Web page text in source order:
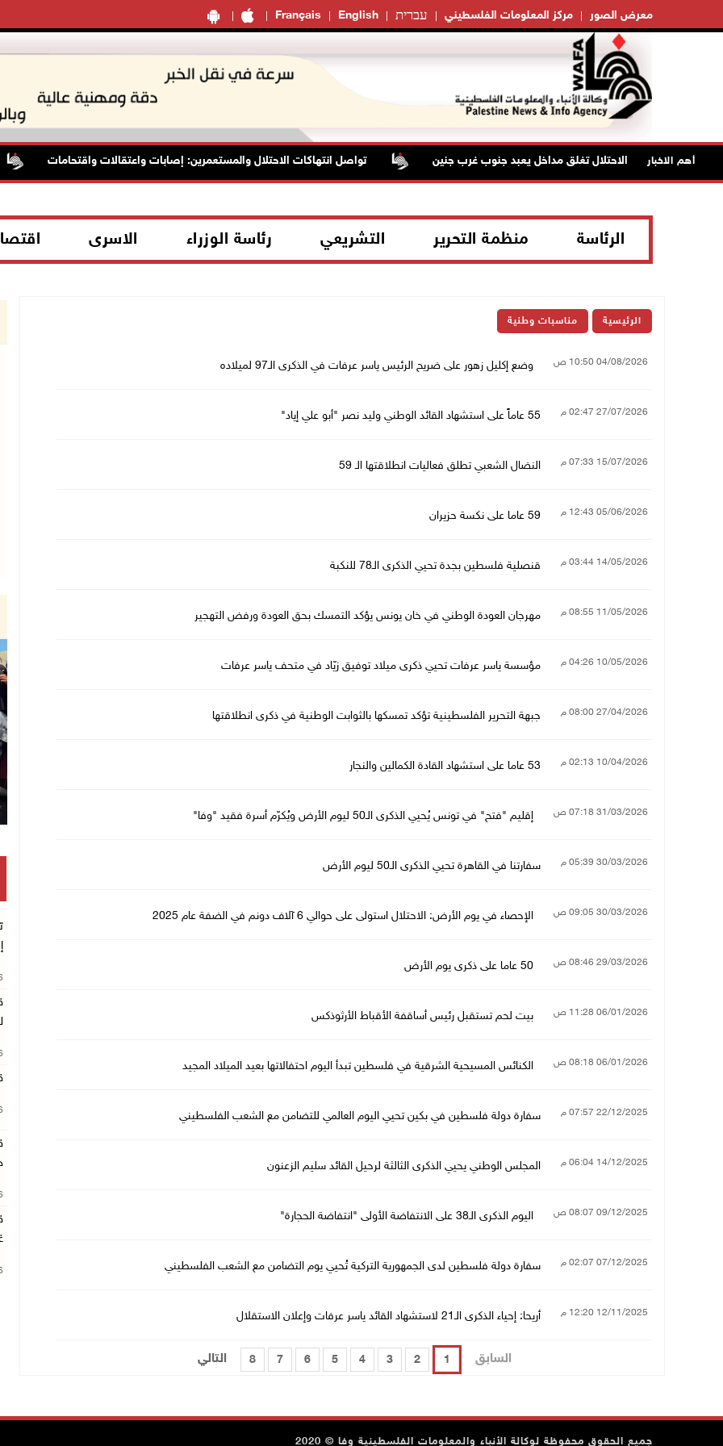
Français English עברית مركز المعلومات الفلسطيني معرض الصور
أهم الاخبارقوات الاحتلال تغلق مداخل يعبد جنوب غرب جنين تواصل انتهاكات الاحتلال والمستعمرين: إصابات واعتقالات واقتحامات
الرئاسة منظمة التحرير التشريعي رئاسة الوزراء الاسرى
الرئيسية مناسبات وطنية
04/08/2026 10:50 ص وضع إكليل زهور على ضريح الرئيس ياسر عرفات في الذكرى الـ97 لميلاده
27/07/2026 02:47 م 55 عاماً على استشهاد القائد الوطني وليد نصر "أبو علي إياد"
15/07/2026 07:33 م النضال الشعبي تطلق فعاليات انطلاقتها الـ 59
05/06/2026 12:43 م 59 عاما على نكسة حزيران
14/05/2026 03:44 م قنصلية فلسطين بجدة تحيي الذكرى الـ78 للنكبة
11/05/2026 08:55 م مهرجان العودة الوطني في خان يونس يؤكد التمسك بحق العودة ورفض التهجير
10/05/2026 04:26 م مؤسسة ياسر عرفات تحيي ذكرى ميلاد توفيق زيّاد في متحف ياسر عرفات
27/04/2026 08:00 م جبهة التحرير الفلسطينية تؤكد تمسكها بالثوابت الوطنية في ذكرى انطلاقتها
10/04/2026 02:13 م 53 عاما على استشهاد القادة الكمالين والنجار
31/03/2026 07:18 ص إقليم "فتح" في تونس يُحيي الذكرى الـ50 ليوم الأرض ويُكرّم أسرة فقيد "وفا"
30/03/2026 05:39 م سفارتنا في القاهرة تحيي الذكرى الـ50 ليوم الأرض
30/03/2026 09:05 ص الإحصاء في يوم الأرض: الاحتلال استولى على حوالي 6 آلاف دونم في الضفة عام 2025
29/03/2026 08:46 ص 50 عاما على ذكرى يوم الأرض
06/01/2026 11:28 ص بيت لحم تستقبل رئيس أساقفة الأقباط الأرثوذكس
06/01/2026 08:18 ص الكنائس المسيحية الشرقية في فلسطين تبدأ اليوم احتفالاتها بعيد الميلاد المجيد
22/12/2025 07:57 م سفارة دولة فلسطين في بكين تحيي اليوم العالمي للتضامن مع الشعب الفلسطيني
14/12/2025 06:04 م المجلس الوطني يحيي الذكرى الثالثة لرحيل القائد سليم الزعنون
09/12/2025 08:07 ص اليوم الذكرى الـ38 على الانتفاضة الأولى "انتفاضة الحجارة"
07/12/2025 02:07 م سفارة دولة فلسطين لدى الجمهورية التركية تُحيي يوم التضامن مع الشعب الفلسطيني
12/11/2025 12:20 م أريحا: إحياء الذكرى الـ21 لاستشهاد القائد ياسر عرفات وإعلان الاستقلال
السابق 1
2
3
4
5
6
7
8 التالي
جميع الحقوق محفوظة لوكالة الأنباء والمعلومات الفلسطينية وفا © 2020